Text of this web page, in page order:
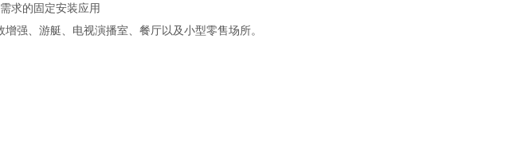
求的固定安装应用
强、游艇、电视演播室、餐厅以及小型零售场所。